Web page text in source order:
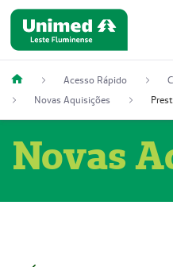
Acesso Rápido
Novas Aquisições
Novas